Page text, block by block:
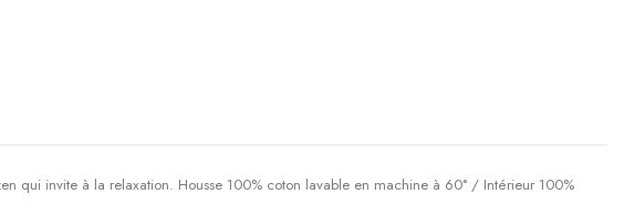
qui invite à la relaxation. Housse 100% coton lavable en machine à 60° / Intérieur 100%